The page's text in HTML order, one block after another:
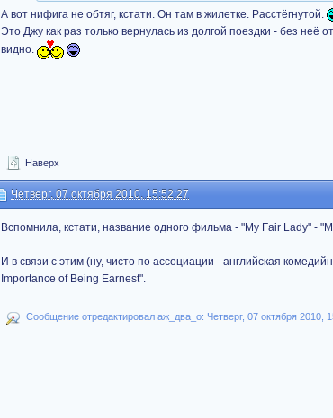
А вот нифига не обтяг, кстати. Он там в жилетке. Расстёгнутой.
Это Джу как раз только вернулась из долгой поездки - без
видно.
Наверх
Четверг, 07 октября 2010, 15:52:27
Вспомнила, кстати, название одного фильма - "My Fair Lady" -
И в связи с этим (ну, чисто по ассоциации - английская
Importance of Being Earnest".
Сообщение отредактировал аж_два_о: Четверг, 07 октября 2010,